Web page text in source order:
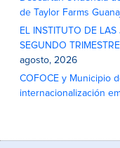
de Taylor Farms
EL INSTITUTO DE
SEGUNDO
agosto, 2026
COFOCE y Municipio
internacionalización